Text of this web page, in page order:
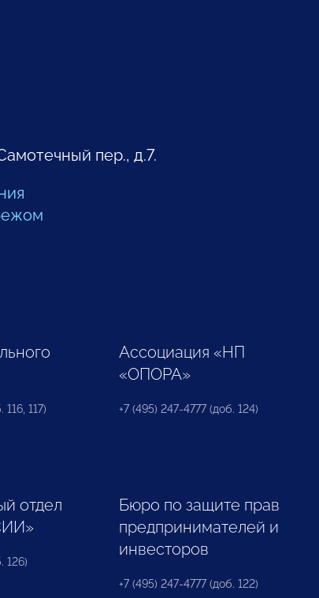
пер., д.7.
117)
Ассоциация «НП
«ОПОРА»
+7 (495) 247-4777 (доб. 124)
отдел
126)
Бюро по защите прав
предпринимателей и
инвесторов
+7 (495) 247-4777 (доб. 122)